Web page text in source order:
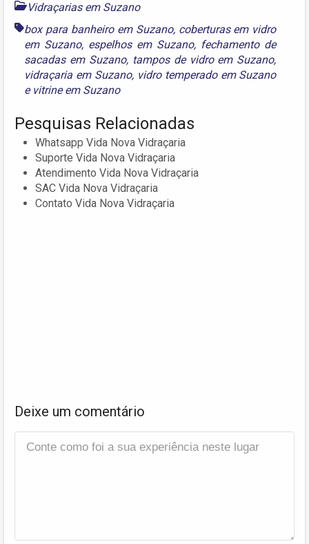
Vidraçarias em Suzano
box para banheiro em Suzano, coberturas em vidro
em Suzano, espelhos em Suzano, fechamento de
sacadas em Suzano, tampos de vidro em Suzano,
vidraçaria em Suzano, vidro temperado em Suzano
e vitrine em Suzano
Pesquisas Relacionadas
Whatsapp Vida Nova Vidraçaria
Suporte Vida Nova Vidraçaria
Atendimento Vida Nova Vidraçaria
SAC Vida Nova Vidraçaria
Contato Vida Nova Vidraçaria
Deixe um comentário